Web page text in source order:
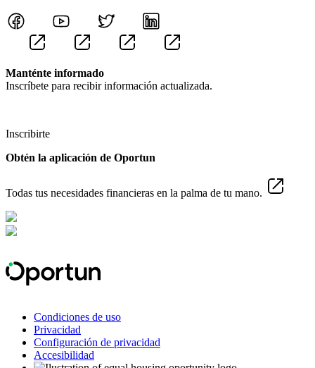
Manténte informado
Inscríbete para recibir información actualizada.
Inscribirte
Obtén la aplicación de Oportun
Todas tus necesidades financieras en la palma de tu mano.
Condiciones de uso
Privacidad
Configuración de privacidad
Accesibilidad